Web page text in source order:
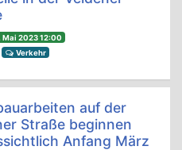
Mai 2023 12:00
Verkehr
auf der
Straße beginnen
Anfang März